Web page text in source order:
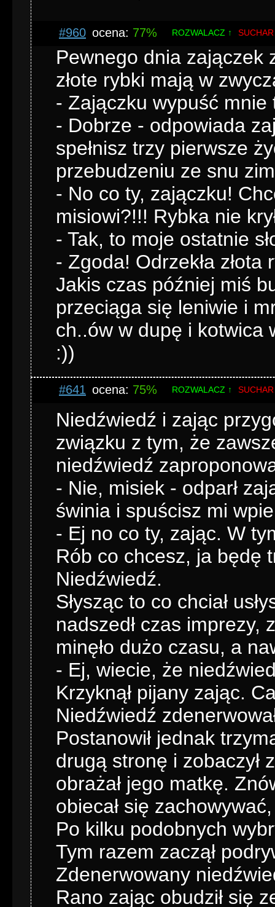
#960 ocena: 77% ROZWALACZ ↑
Pewnego dnia zajączek
złote rybki mają w
- Zajączku wypuść mnie
- Dobrze - odpowiada
spełnisz trzy pierwsze
przebudzeniu ze snu
- No co ty, zajączku!
misiowi?!!! Rybka nie
- Tak, to moje ostatnie
- Zgoda! Odrzekła złota
Jakis czas później miś
przeciąga się leniwie i
ch..ów w dupę i kotwica
:))
#641 ocena: 75% ROZWALACZ ↑
Niedźwiedź i zając
związku z tym, że
niedźwiedź
- Nie, misiek - odparł
świnia i spuścisz mi
- Ej no co ty, zając. W
Rób co chcesz, ja będę
Niedźwiedź.
Słysząc to co chciał
nadszedł czas imprezy,
minęło dużo czasu, a
- Ej, wiecie, że
Krzyknął pijany zając.
Niedźwiedź
Postanowił jednak
drugą stronę i zobaczył
obrażał jego matkę.
obiecał się
Po kilku podobnych
Tym razem zaczął
Zdenerwowany
Rano zając obudził się